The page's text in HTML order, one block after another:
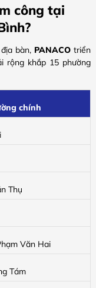
công tại
bàn, PANACOtriển
rộng khắp 15 phường
chính
Thụ
Văn Hai
Tám